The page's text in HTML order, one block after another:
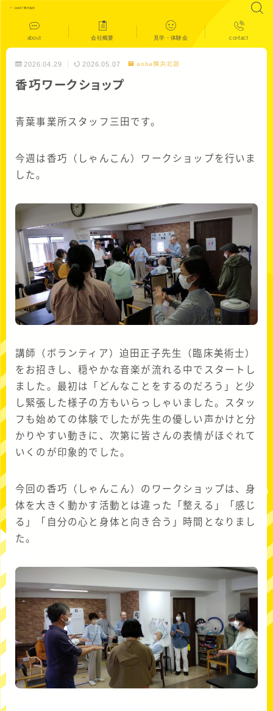
about 会社概要 見学・体験会 contact
2026.04.29 2026.05.07 aoba横浜北部
香巧ワークショップ
青葉事業所スタッフ三田です。
今週は香巧（しゃんこん）ワークショップを行いま
した。
講師（ボランティア）迫田正子先生（臨床美術士）
をお招きし、穏やかな音楽が流れる中でスタートし
ました。最初は「どんなことをするのだろう」と少
し緊張した様子の方もいらっしゃいました。スタッ
フも始めての体験でしたが先生の優しい声かけと分
かりやすい動きに、次第に皆さんの表情がほぐれて
いくのが印象的でした。
今回の香巧（しゃんこん）のワークショップは、身
体を大きく動かす活動とは違った「整える」「感じ
る」「自分の心と身体と向き合う」時間となりまし
た。